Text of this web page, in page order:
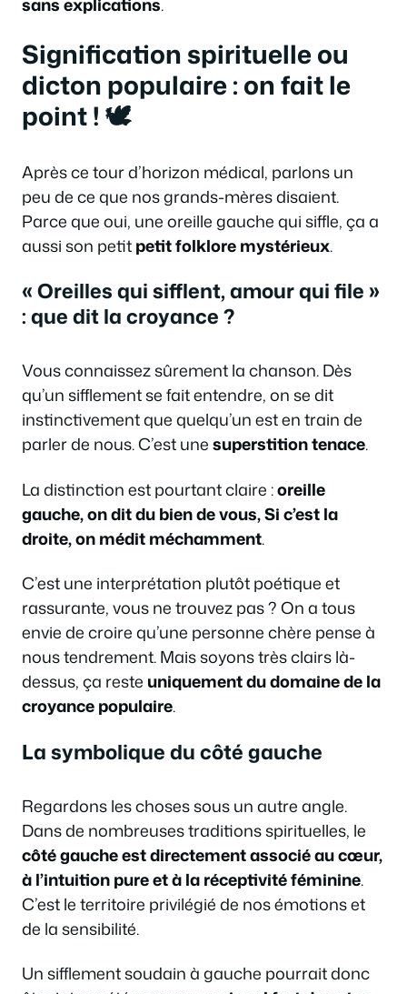
Signification spirituelle ou
dicton populaire : on fait le
point ! 🕊️
Après ce tour d’horizon médical, parlons un
peu de ce que nos grands-mères disaient.
Parce que oui, une oreille gauche qui siffle, ça a
aussi son petitpetit folklore mystérieux.
« Oreilles qui sifflent, amour qui file »
: que dit la croyance ?
Vous connaissez sûrement la chanson. Dès
qu’un sifflement se fait entendre, on se dit
instinctivement que quelqu’un est en train de
parler de nous. C’est unesuperstition tenace.
La distinction est pourtant claire :oreille
gauche, on dit du bien de vous, Si c’est la
droite, on médit méchamment.
C’est une interprétation plutôt poétique et
rassurante, vous ne trouvez pas ? On a tous
envie de croire qu’une personne chère pense à
nous tendrement. Mais soyons très clairs là-
dessus, ça reste uniquement du domaine de la
croyance populaire.
La symbolique du côté gauche
Regardons les choses sous un autre angle.
Dans de nombreuses traditions spirituelles, le
côté gauche est directement associé au cœur,
à l’intuition pure et à la réceptivité féminine.
C’est le territoire privilégié de nos émotions et
de la sensibilité.
Un sifflement soudain à gauche pourrait donc